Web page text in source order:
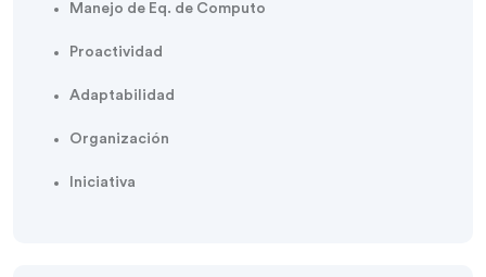
Manejo de Eq. de Computo
Proactividad
Adaptabilidad
Organización
Iniciativa